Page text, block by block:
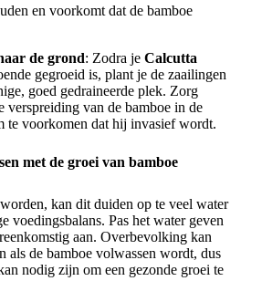
en voorkomt dat de bamboe
de grond: Zodra je Calcutta
gegroeid is, plant je de zaailingen
goed gedraineerde plek. Zorg
verspreiding van de bamboe in de
te voorkomen dat hij invasief wordt.
met de groei van bamboe
kan dit duiden op te veel water
voedingsbalans. Pas het water geven
aan. Overbevolking kan
als de bamboe volwassen wordt, dus
nodig zijn om een gezonde groei te